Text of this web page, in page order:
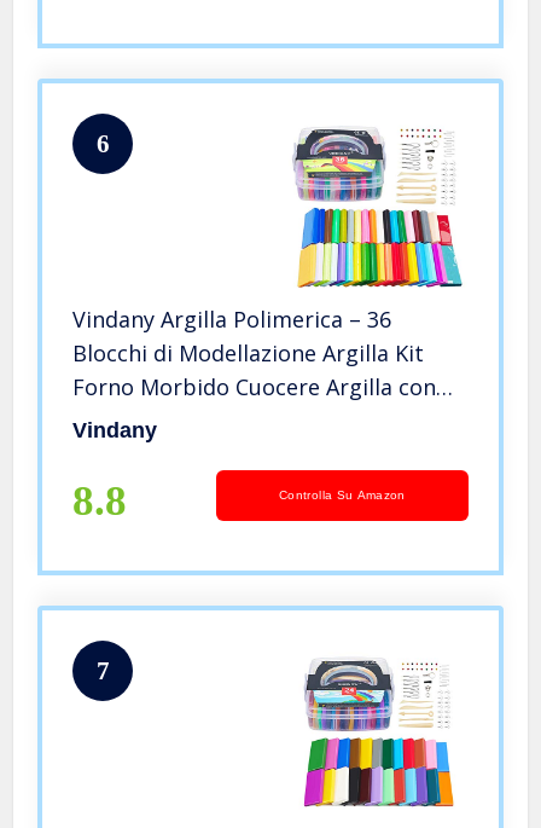
6
Vindany Argilla Polimerica – 36
Blocchi di Modellazione Argilla Kit
Forno Morbido Cuocere Argilla con
Strumenti di Modellazione DIY Craft
Vindany
8.8 Controlla Su Amazon
7